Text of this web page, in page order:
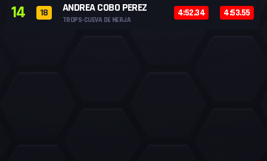
14 18 ANDREA COBO PEREZ
TROPS-CUEVA DE NERJA
4:52.34 4:53.55